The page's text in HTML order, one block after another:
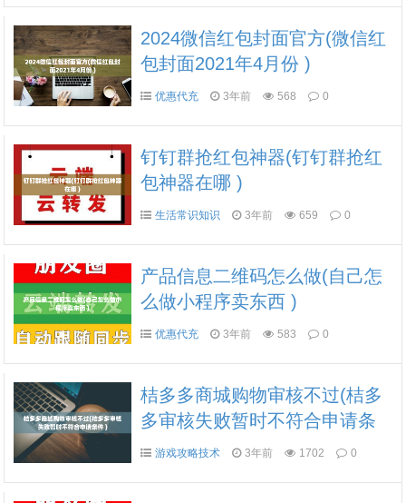
2024微信红包封面官方(微信红
包封面2021年4月份 )
优惠代充 3年前 568 0
钉钉群抢红包神器(钉钉群抢红
包神器在哪 )
生活常识知识 3年前 659 0
产品信息二维码怎么做(自己怎
么做小程序卖东西 )
优惠代充 3年前 583 0
桔多多商城购物审核不过(桔多
多审核失败暂时不符合申请条
件 )游戏攻略技术 3年前 1702 0